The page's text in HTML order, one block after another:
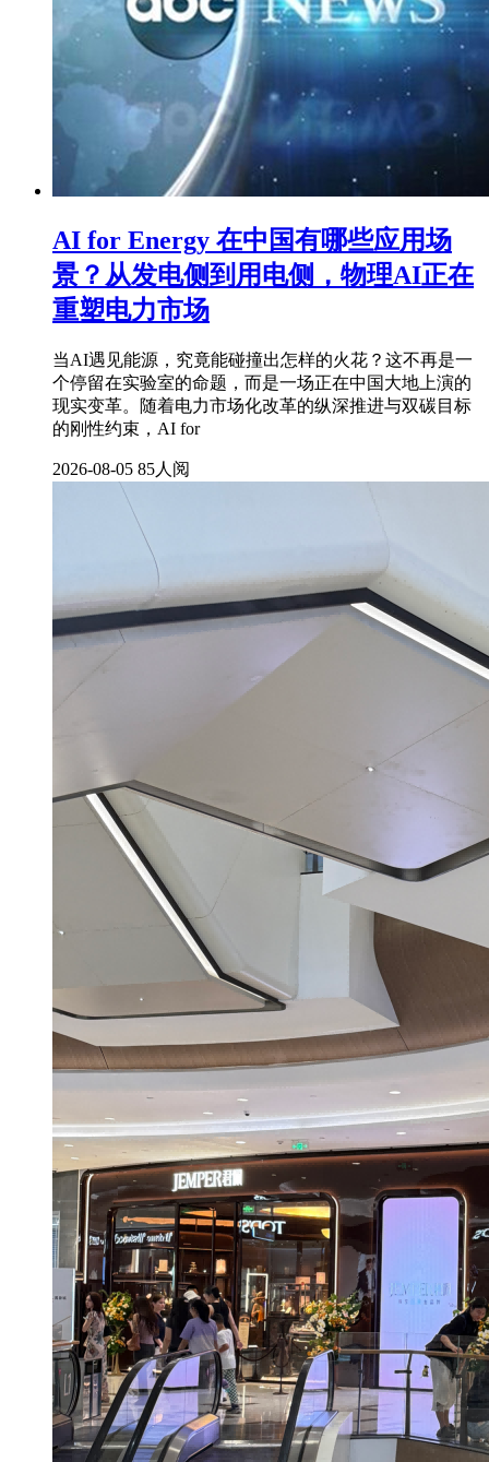
AI for Energy 在中国有哪些应用场
景？从发电侧到用电侧，物理AI正在
重塑电力市场
当AI遇见能源，究竟能碰撞出怎样的火花？这不再是一
个停留在实验室的命题，而是一场正在中国大地上演的
现实变革。随着电力市场化改革的纵深推进与双碳目标
的刚性约束，AI for
2026-08-05 85人阅